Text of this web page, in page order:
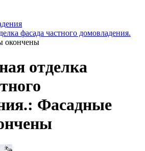
фасада частного домовладения.
окончены
отделка
Фасадные